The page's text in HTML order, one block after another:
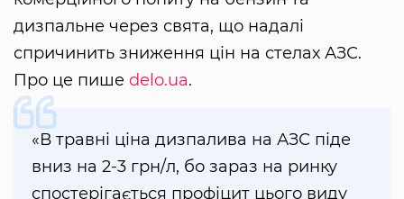
дизпальне через свята, що надалі
спричинить зниження цін на стелах АЗС.
Про це пише delo.ua.
«В травні ціна дизпалива на АЗС піде
вниз на 2-3 грн/л, бо зараз на ринку
спостерігається профіцит цього виду